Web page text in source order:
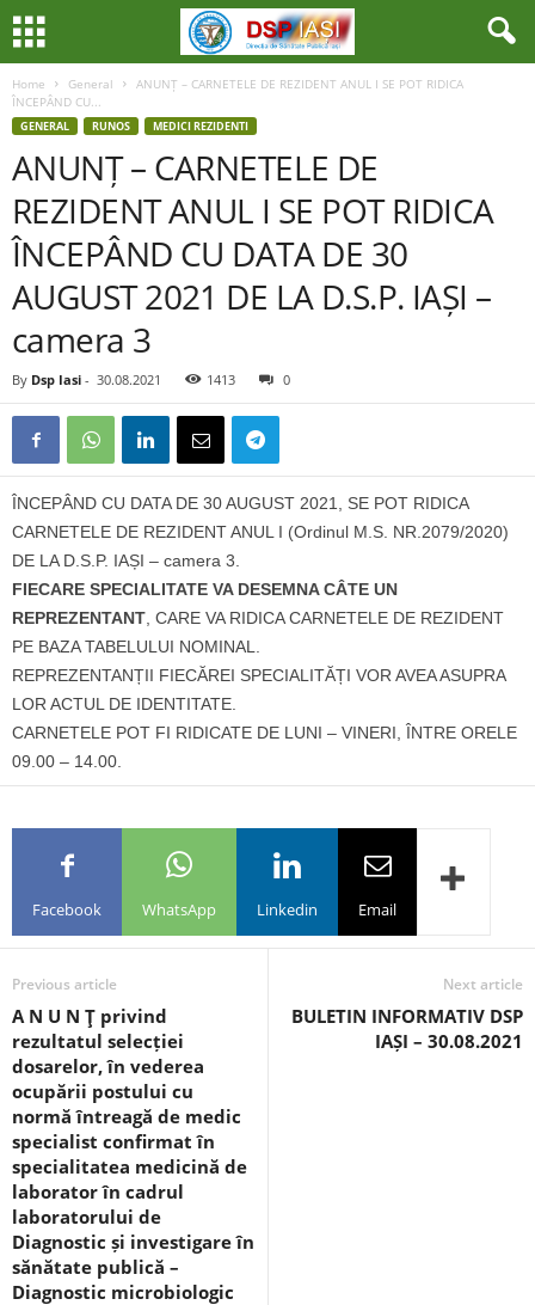
Home General
ANUNȚ – CARNETELE DE REZIDENT ANUL I SE POT RIDICA
ÎNCEPÂND CU...
GENERAL RUNOS MEDICI REZIDENTI
ANUNȚ – CARNETELE DE
REZIDENT ANUL I SE POT RIDICA
ÎNCEPÂND CU DATA DE 30
AUGUST 2021 DE LA D.S.P. IAȘI –
camera 3
By Dsp Iasi - 30.08.2021 1413 0
ÎNCEPÂND CU DATA DE 30 AUGUST 2021, SE POT RIDICA
CARNETELE DE REZIDENT ANUL I (Ordinul M.S. NR.2079/2020)
DE LA D.S.P. IAȘI – camera 3.
FIECARE SPECIALITATE VA DESEMNA CÂTE UN
REPREZENTANT , CARE VA RIDICA CARNETELE DE REZIDENT
PE BAZA TABELULUI NOMINAL.
REPREZENTANȚII FIECĂREI SPECIALITĂȚI VOR AVEA ASUPRA
LOR ACTUL DE IDENTITATE.
CARNETELE POT FI RIDICATE DE LUNI – VINERI, ÎNTRE ORELE
09.00 – 14.00.
Facebook WhatsApp Linkedin Email
Previous article
A N U N Ţ privind
rezultatul selecției
dosarelor, în vederea
ocupării postului cu
normă întreagă de medic
specialist confirmat în
specialitatea medicină de
laborator în cadrul
laboratorului de
Diagnostic și investigare în
sănătate publică –
Diagnostic microbiologic
Next article
BULETIN INFORMATIV DSP
IAȘI – 30.08.2021